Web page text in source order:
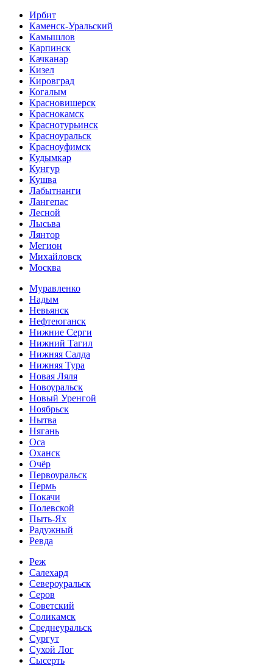
Ирбит
Каменск-Уральский
Камышлов
Карпинск
Качканар
Кизел
Кировград
Когалым
Красновишерск
Краснокамск
Краснотурьинск
Красноуральск
Красноуфимск
Кудымкар
Кунгур
Кушва
Лабытнанги
Лангепас
Лесной
Лысьва
Лянтор
Мегион
Михайловск
Москва
Муравленко
Надым
Невьянск
Нефтеюганск
Нижние Серги
Нижний Тагил
Нижняя Салда
Нижняя Тура
Новая Ляля
Новоуральск
Новый Уренгой
Ноябрьск
Нытва
Нягань
Оса
Оханск
Очёр
Первоуральск
Пермь
Покачи
Полевской
Пыть-Ях
Радужный
Ревда
Реж
Салехард
Североуральск
Серов
Советский
Соликамск
Среднеуральск
Сургут
Сухой Лог
Сысерть